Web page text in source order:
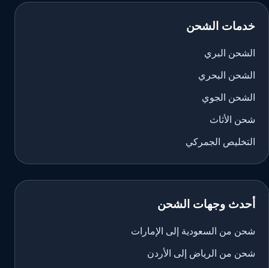
خدمات الشحن
الشحن البري
الشحن البحري
الشحن الجوي
شحن الأثاث
التخليص الجمركي
أحدث وجهات الشحن
شحن من السعودية إلى الإمارات
شحن من الرياض إلى الأردن